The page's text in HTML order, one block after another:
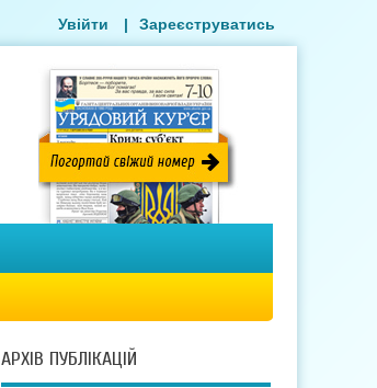
Увійти | Зареєструватись
АРХІВ ПУБЛІКАЦІЙ